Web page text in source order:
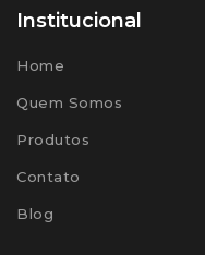
Institucional
Home
Quem Somos
Produtos
Contato
Blog